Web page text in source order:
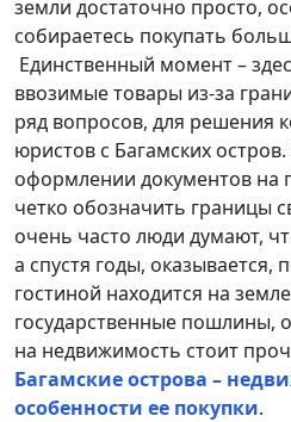
земли достаточно просто,
собираетесь покупать
Единственный момент –
ввозимые товары из-за
ряд вопросов, для решения
юристов с Багамских
оформлении документов на
четко обозначить границы
очень часто люди думают,
а спустя годы, оказывается,
гостиной находится на
государственные пошлины,
на недвижимость стоит
Багамские острова –
особенности ее покупки.